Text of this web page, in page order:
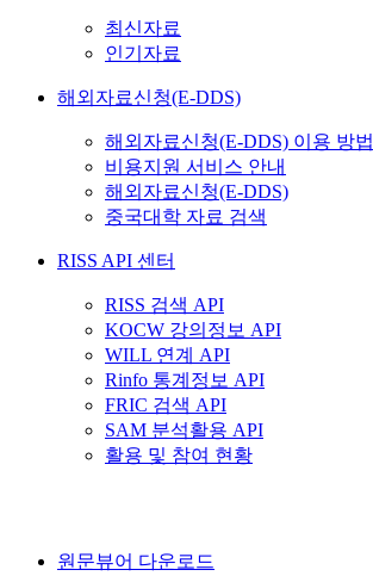
최신자료
인기자료
해외자료신청(E-DDS)
해외자료신청(E-DDS) 이용 방법
비용지원 서비스 안내
해외자료신청(E-DDS)
중국대학 자료 검색
RISS API 센터
RISS 검색 API
KOCW 강의정보 API
WILL 연계 API
Rinfo 통계정보 API
FRIC 검색 API
SAM 분석활용 API
활용 및 참여 현황
원문뷰어 다운로드